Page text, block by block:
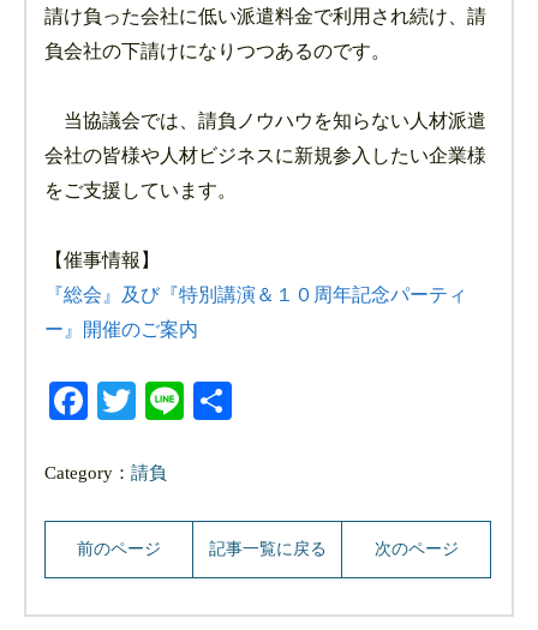
請け負った会社に低い派遣料金で利用され続け、請
負会社の下請けになりつつあるのです。
当協議会では、請負ノウハウを知らない人材派遣
会社の皆様や人材ビジネスに新規参入したい企業様
をご支援しています。
【催事情報】
『総会』及び『特別講演＆１０周年記念パーティ
ー』開催のご案内
Facebook
Twitter
Line
Category：請負
前のページ 記事一覧に戻る 次のページ